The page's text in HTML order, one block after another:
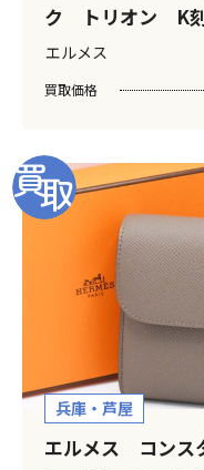
ク トリオン K
エルメス
買取価格
兵庫・芦屋
エルメス コン